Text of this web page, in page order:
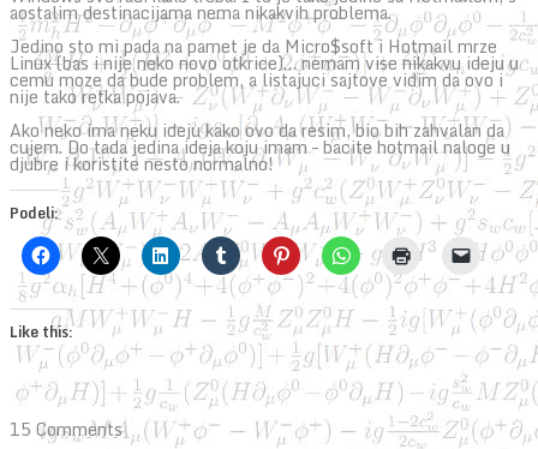
aostalim destinacijama nema nikakvih problema.
Jedino sto mi pada na pamet je da Micro$soft i Hotmail mrze
Linux (bas i nije neko novo otkrice)… nemam vise nikakvu ideju u
cemu moze da bude problem, a listajuci sajtove vidim da ovo i
nije tako retka pojava.
Ako neko ima neku ideju kako ovo da resim, bio bih zahvalan da
cujem. Do tada jedina ideja koju imam – bacite hotmail naloge u
djubre i koristite nesto normalno!
Podeli:
Like this:
15 Comments